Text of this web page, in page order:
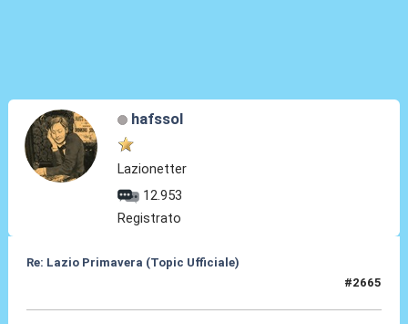
hafssol
Lazionetter
12.953
Registrato
Re: Lazio Primavera (Topic Ufficiale)
#2665